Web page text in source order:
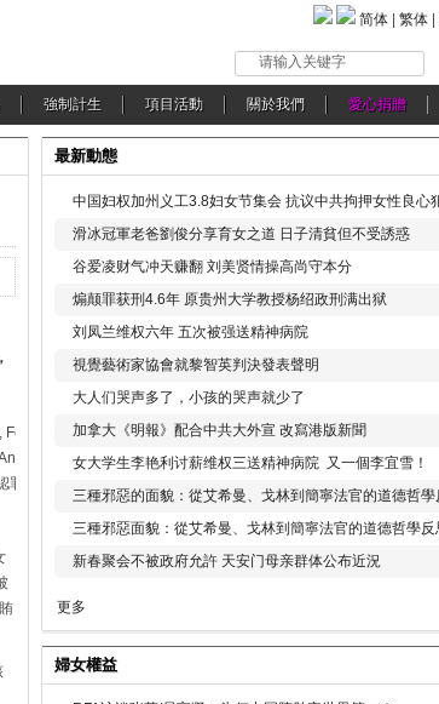
简体 繁体
请输入关键字
強制計生 項目活動 關於我們 愛心捐贈
Feb. 21, 2020, in
as a fake
。(美聯社)
最新動態
中国妇权加州义工3.8妇女节集会 抗议中共拘押女性良心
滑冰冠軍老爸劉俊分享育女之道 日子清貧但不受誘惑
谷爱凌财气冲天赚翻 刘美贤情操高尚守本分
煽颠罪获刑4.6年 原贵州大学教授杨绍政刑满出狱
刘凤兰维权六年 五次被强送精神病院
視覺藝術家協會就黎智英判決發表聲明
大人们哭声多了，小孩的哭声就少了
加拿大《明報》配合中共大外宣 改寫港版新聞
女大学生李艳利讨薪维权三送精神病院 又一個李宜雪！
三種邪惡的面貌：從艾希曼、戈林到簡寧法官的道德哲學
三種邪惡面貌：從艾希曼、戈林到簡寧法官的道德哲學反
新春聚会不被政府允許 天安门母亲群体公布近況
更多
婦女權益